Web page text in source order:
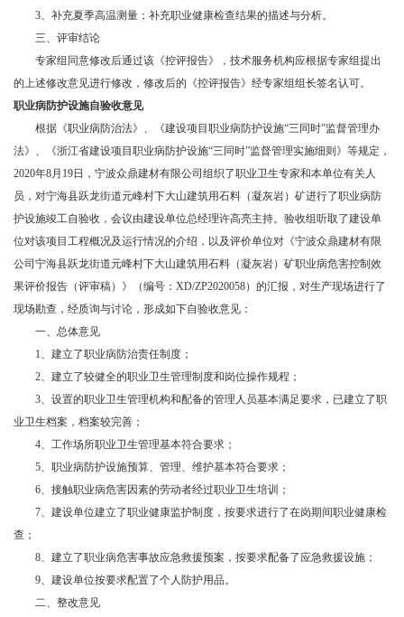
3、补充夏季高温测量；补充职业健康检查结果的描述与分析。
三、评审结论
专家组同意修改后通过该《控评报告》，技术服务机构应根据专家组提出
的上述修改意见进行修改，修改后的《控评报告》经专家组组长签名认可。
职业病防护设施自验收意见
根据《职业病防治法》、《建设项目职业病防护设施“三同时”监督管理办
法》、《浙江省建设项目职业病防护设施“三同时”监督管理实施细则》等规定，
2020年8月19日，宁波众鼎建材有限公司组织了职业卫生专家和本单位有关人
员，对宁海县跃龙街道元峰村下大山建筑用石料（凝灰岩）矿进行了职业病防
护设施竣工自验收，会议由建设单位总经理许高亮主持。验收组听取了建设单
位对该项目工程概况及运行情况的介绍，以及评价单位对《宁波众鼎建材有限
公司宁海县跃龙街道元峰村下大山建筑用石料（凝灰岩）矿职业病危害控制效
果评价报告（评审稿）》（编号：XD/ZP2020058）的汇报，对生产现场进行了
现场勘查，经质询与讨论，形成如下自验收意见：
一、总体意见
1、建立了职业病防治责任制度；
2、建立了较健全的职业卫生管理制度和岗位操作规程；
3、设置的职业卫生管理机构和配备的管理人员基本满足要求，已建立了职
业卫生档案，档案较完善；
4、工作场所职业卫生管理基本符合要求；
5、职业病防护设施预算、管理、维护基本符合要求；
6、接触职业病危害因素的劳动者经过职业卫生培训；
7、建设单位建立了职业健康监护制度，按要求进行了在岗期间职业健康检
查；
8、建立了职业病危害事故应急救援预案，按要求配备了应急救援设施；
9、建设单位按要求配置了个人防护用品。
二、整改意见